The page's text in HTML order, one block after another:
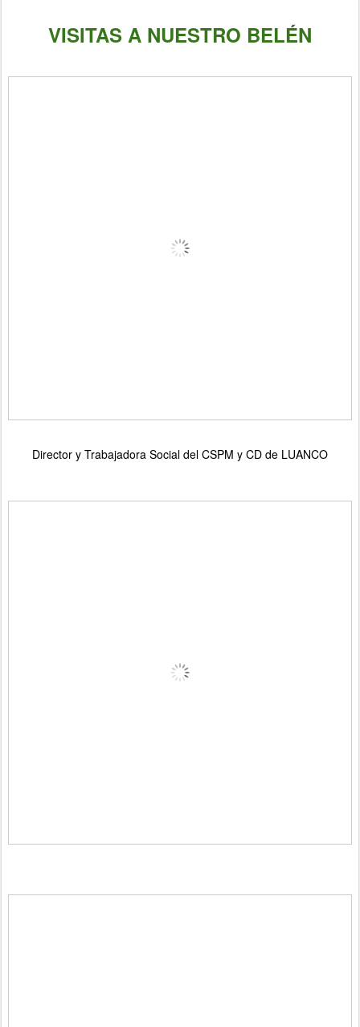
VISITAS A NUESTRO BELÉN
Director y Trabajadora Social del CSPM y CD de LUANCO